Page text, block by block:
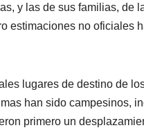
y las de sus familias, de
estimaciones no oficiales
lugares de destino de
han sido campesinos,
primero un